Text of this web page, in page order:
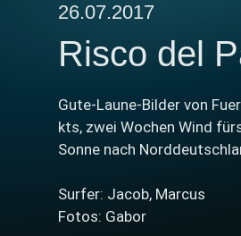
26.07.2017
Risco del
Gute-Laune-Bilder von
kts, zwei Wochen Wind
Sonne nach
Surfer: Jacob, Marcus
Fotos: Gabor